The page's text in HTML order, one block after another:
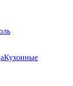
Кухонные